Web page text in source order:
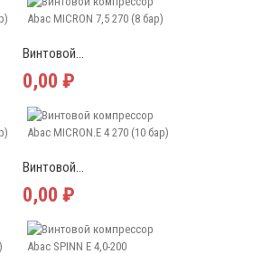
Винтовой...
0,00 ₽
Винтовой...
0,00 ₽